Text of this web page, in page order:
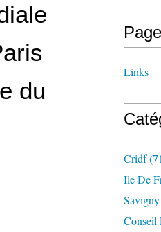
du
Links
Cridf
Ile De
Conseil